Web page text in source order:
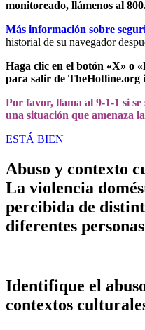
monitoreado, llámenos al
Más información sobre
historial de su navegador
Haga clic en el botón «X» o
para salir de TheHotline.org
Por favor, llama al 9-1-1 si
una situación que amenaza
ESTÁ BIEN
Abuso y contexto
La violencia
percibida de
diferentes
Identifique el
contextos